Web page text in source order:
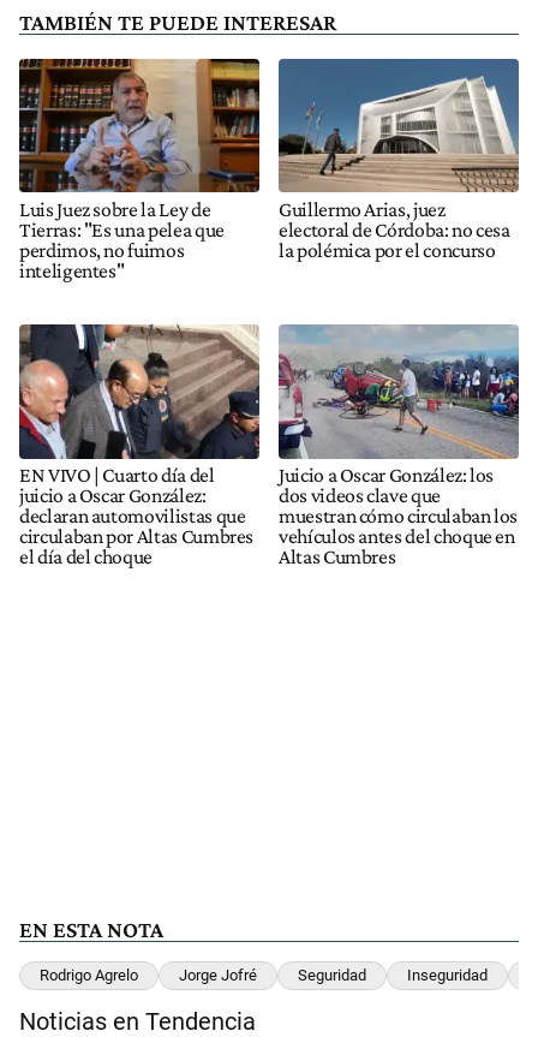
TAMBIÉN TE PUEDE INTERESAR
Luis Juez sobre la Ley de
Tierras: "Es una pelea que
perdimos, no fuimos
inteligentes"
Guillermo Arias, juez
electoral de Córdoba: no cesa
la polémica por el concurso
EN VIVO | Cuarto día del
juicio a Oscar González:
declaran automovilistas que
circulaban por Altas Cumbres
el día del choque
Juicio a Oscar González: los
dos videos clave que
muestran cómo circulaban los
vehículos antes del choque en
Altas Cumbres
EN ESTA NOTA
Rodrigo Agrelo Jorge Jofré Seguridad Inseguridad
Noticias en Tendencia